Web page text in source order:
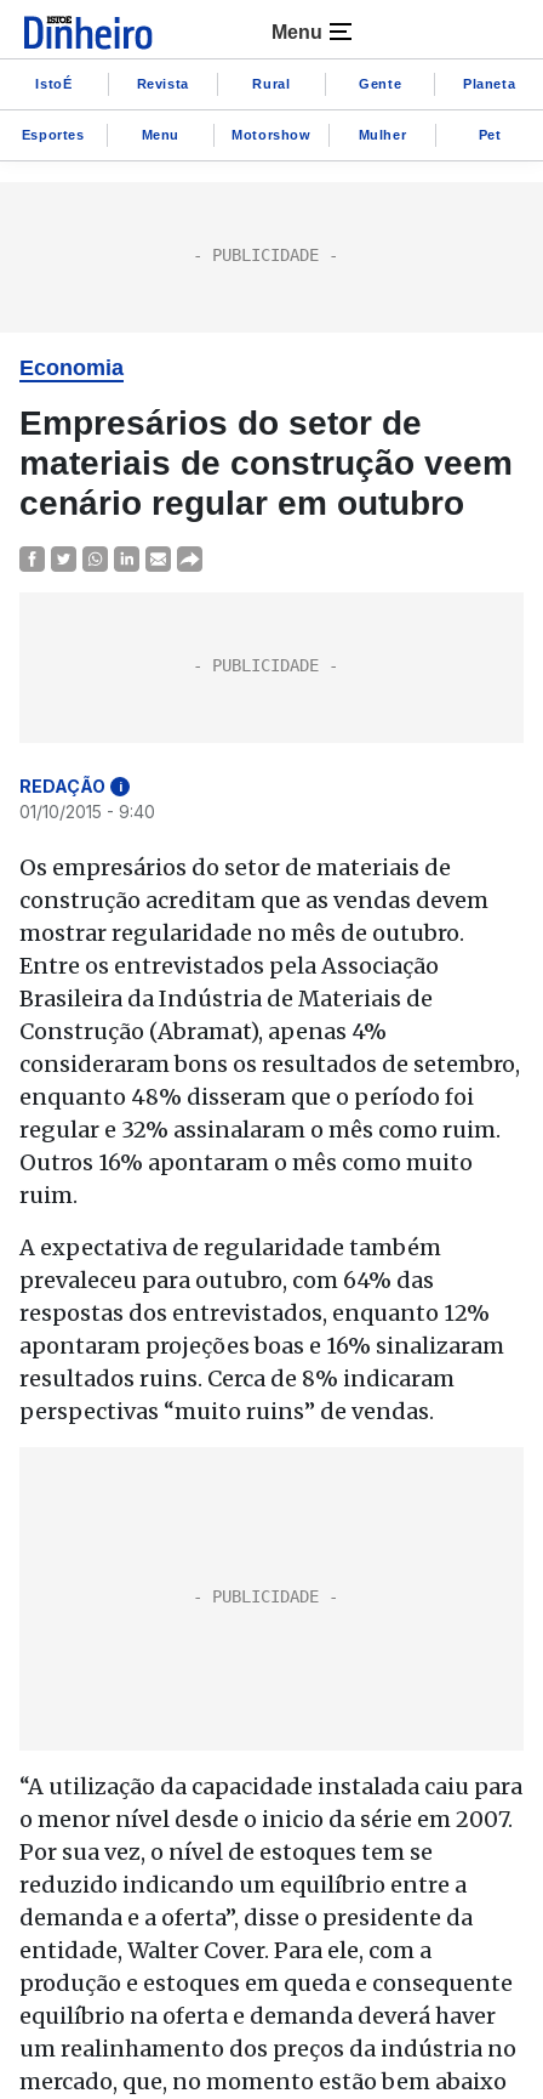
Menu
IstoÉ Revista Rural Gente Planeta
Esportes Menu Motorshow Mulher Pet
Economia
Empresários do setor de
materiais de construção veem
cenário regular em outubro
REDAÇÃO i
01/10/2015 - 9:40
Os empresários do setor de materiais de
construção acreditam que as vendas devem
mostrar regularidade no mês de outubro.
Entre os entrevistados pela Associação
Brasileira da Indústria de Materiais de
Construção (Abramat), apenas 4%
consideraram bons os resultados de setembro,
enquanto 48% disseram que o período foi
regular e 32% assinalaram o mês como ruim.
Outros 16% apontaram o mês como muito
ruim.
A expectativa de regularidade também
prevaleceu para outubro, com 64% das
respostas dos entrevistados, enquanto 12%
apontaram projeções boas e 16% sinalizaram
resultados ruins. Cerca de 8% indicaram
perspectivas “muito ruins” de vendas.
“A utilização da capacidade instalada caiu para
o menor nível desde o inicio da série em 2007.
Por sua vez, o nível de estoques tem se
reduzido indicando um equilíbrio entre a
demanda e a oferta”, disse o presidente da
entidade, Walter Cover. Para ele, com a
produção e estoques em queda e consequente
equilíbrio na oferta e demanda deverá haver
um realinhamento dos preços da indústria no
mercado, que, no momento estão bem abaixo